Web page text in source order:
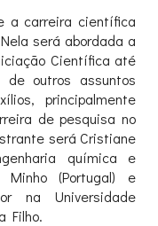
a carreira científica
será abordada a
Científica até
outros assuntos
principalmente
de pesquisa no
será Cristiane
química e
(Portugal) e
na Universidade
Filho.